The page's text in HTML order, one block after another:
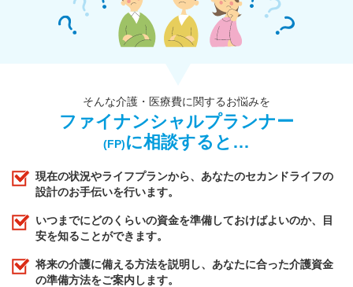
そんな介護・医療費に関するお悩みを
ファイナンシャルプランナー
(FP)に相談すると…
現在の状況やライフプランから、あなたのセカンドライフの
設計のお手伝いを行います。
いつまでにどのくらいの資金を準備しておけばよいのか、目
安を知ることができます。
将来の介護に備える方法を説明し、あなたに合った介護資金
の準備方法をご案内します。